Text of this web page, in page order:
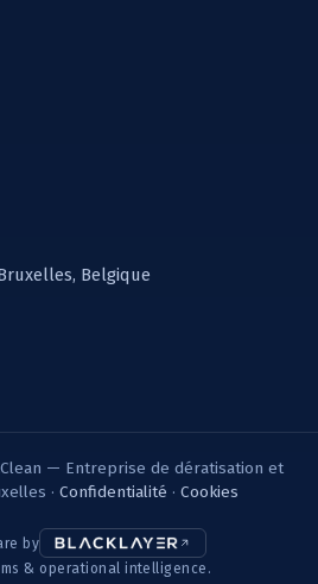
Belgique
— Entreprise de dératisation et
· Confidentialité · Cookies
by
& operational intelligence.